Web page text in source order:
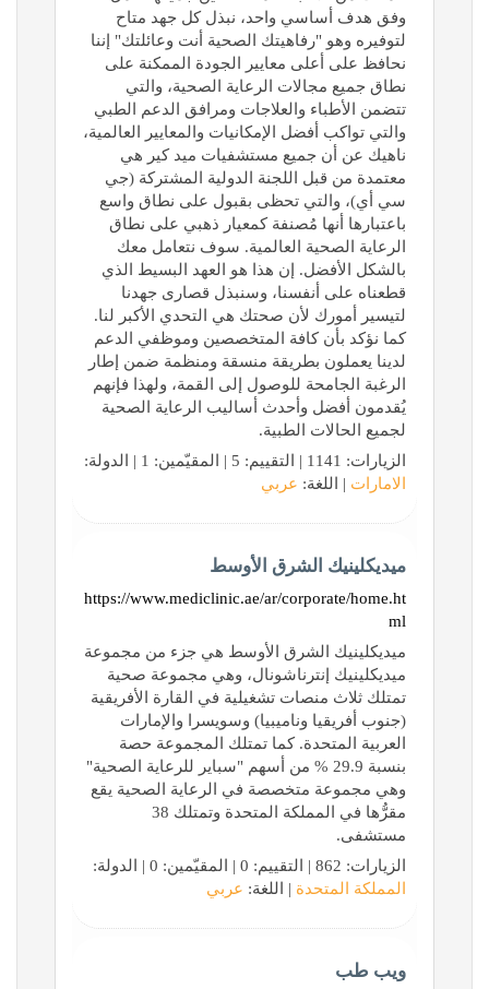
وفق هدف أساسي واحد، نبذل كل جهد متاح
لتوفيره وهو "رفاهيتك الصحية أنت وعائلتك" إننا
نحافظ على أعلى معايير الجودة الممكنة على
نطاق جميع مجالات الرعاية الصحية، والتي
تتضمن الأطباء والعلاجات ومرافق الدعم الطبي
والتي تواكب أفضل الإمكانيات والمعايير العالمية،
ناهيك عن أن جميع مستشفيات ميد كير هي
معتمدة من قبل اللجنة الدولية المشتركة (جي
سي أي)، والتي تحظى بقبول على نطاق واسع
باعتبارها أنها مُصنفة كمعيار ذهبي على نطاق
الرعاية الصحية العالمية. سوف نتعامل معك
بالشكل الأفضل. إن هذا هو العهد البسيط الذي
قطعناه على أنفسنا، وسنبذل قصارى جهدنا
لتيسير أمورك لأن صحتك هي التحدي الأكبر لنا.
كما نؤكد بأن كافة المتخصصين وموظفي الدعم
لدينا يعملون بطريقة منسقة ومنظمة ضمن إطار
الرغبة الجامحة للوصول إلى القمة، ولهذا فإنهم
يُقدمون أفضل وأحدث أساليب الرعاية الصحية
لجميع الحالات الطبية.
الزيارات: 1141 | التقييم: 5 | المقيّمين: 1 | الدولة:
الامارات | اللغة: عربي
ميديكلينيك الشرق الأوسط
https://www.mediclinic.ae/ar/corporate/home.ht
ml
ميديكلينيك الشرق الأوسط هي جزء من مجموعة
ميديكلينيك إنترناشونال، وهي مجموعة صحية
تمتلك ثلاث منصات تشغيلية في القارة الأفريقية
(جنوب أفريقيا وناميبيا) وسويسرا والإمارات
العربية المتحدة. كما تمتلك المجموعة حصة
بنسبة 29.9 % من أسهم "سباير للرعاية الصحية"
وهي مجموعة متخصصة في الرعاية الصحية يقع
مقرُّها في المملكة المتحدة وتمتلك 38
مستشفى.
الزيارات: 862 | التقييم: 0 | المقيّمين: 0 | الدولة:
المملكة المتحدة | اللغة: عربي
ويب طب